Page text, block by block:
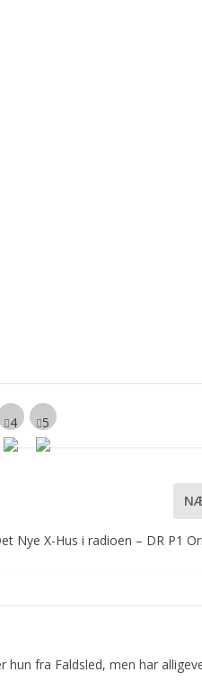
Nye X-Hus i radioen – DR P1
fra Faldsled, men har